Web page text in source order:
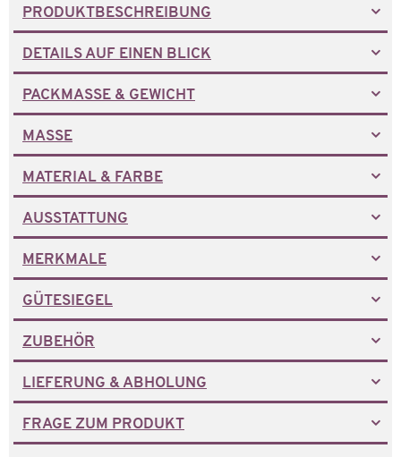
PRODUKTBESCHREIBUNG
DETAILS AUF EINEN BLICK
PACKMASSE & GEWICHT
MASSE
MATERIAL & FARBE
AUSSTATTUNG
MERKMALE
GÜTESIEGEL
ZUBEHÖR
LIEFERUNG & ABHOLUNG
FRAGE ZUM PRODUKT